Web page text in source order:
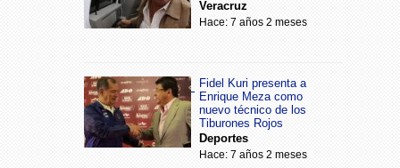
Veracruz
Hace: 7 años 2 meses
Fidel Kuri presenta a
Enrique Meza como
nuevo técnico de los
Tiburones Rojos
Deportes
Hace: 7 años 2 meses